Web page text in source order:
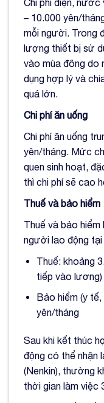
– 10.000 yên/
mỗi người. Trong
lượng thiết bị sử
vào mùa đông do
dụng hợp lý và
quá lớn.
Chi phí ăn uống
Chi phí ăn uống
yên/tháng. Mức
quen sinh hoạt,
thì chi phí sẽ cao
Thuế và bảo hiểm
Thuế và bảo
người lao động tại
Thuế: khoảng
tiếp vào lương)
Bảo hiểm (y
yên/tháng
Sau khi kết thúc
động có thể nhận
(Nenkin), thường
thời gian làm việc